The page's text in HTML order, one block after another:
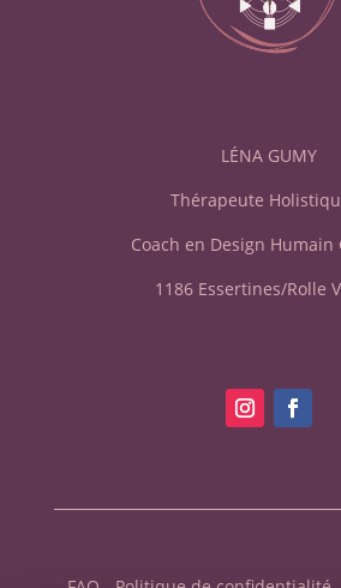
LÉNA GUMY
Thérapeute
Coach en Design Humain
1186 Essertines/Rolle